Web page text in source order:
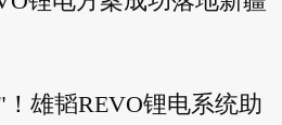
雄韬REVO锂电系统助